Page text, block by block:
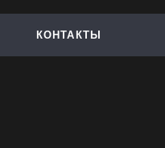
КОНТАКТЫ